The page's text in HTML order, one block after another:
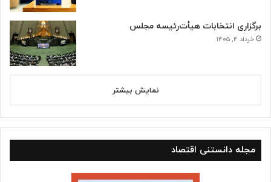
برگزاری انتخابات هیأت‌رئیسه مجلس
خرداد ۴, ۱۴۰۵
نمایش بیشتر
مجله دانستنی اقتصاد